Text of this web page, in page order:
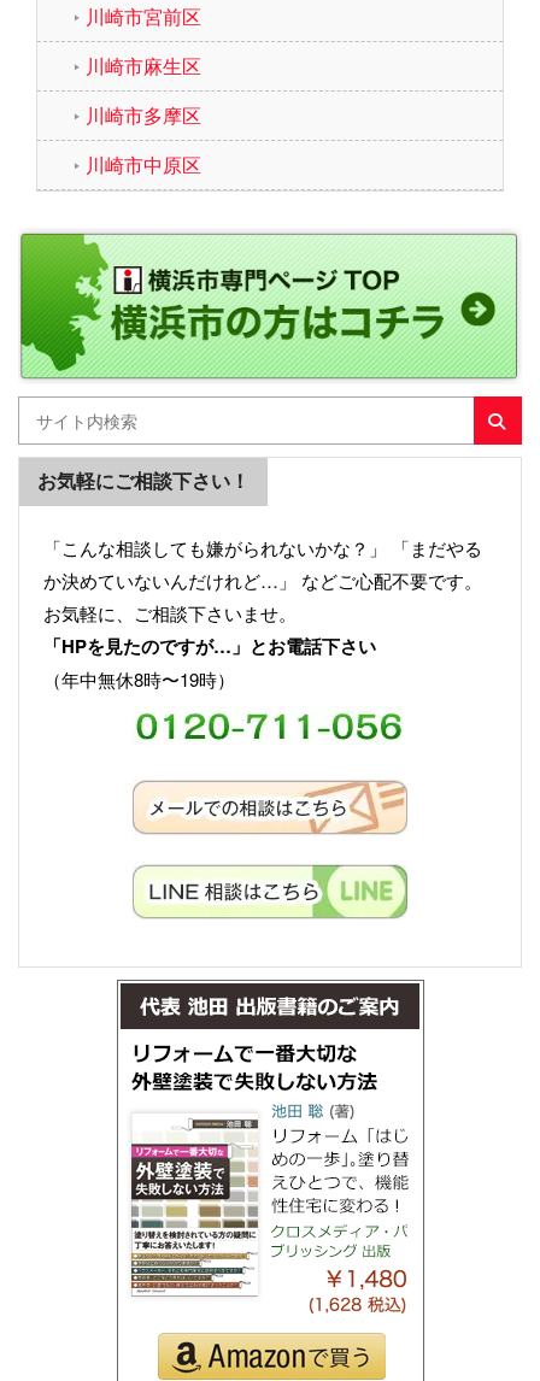
川崎市宮前区
川崎市麻生区
川崎市多摩区
川崎市中原区
お気軽にご相談下さい！
「こんな相談しても嫌がられないかな？」 「まだやる
か決めていないんだけれど…」 などご心配不要です。
お気軽に、ご相談下さいませ。
「HPを見たのですが…」とお電話下さい
（年中無休8時〜19時）